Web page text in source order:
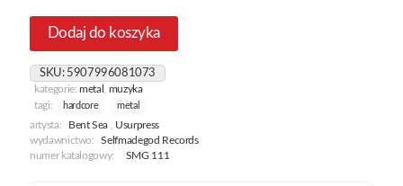
Dodaj do koszyka
SKU: 5907996081073
kategorie:metal
muzyka
tagi:
hardcore metal
artysta: Bent Sea
Usurpress
wydawnictwo:
Selfmadegod Records
numer katalogowy:
SMG 111